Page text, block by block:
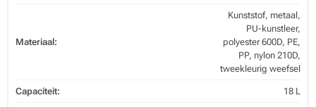
Materiaal:
Kunststof, metaal,
PU-kunstleer,
polyester 600D, PE,
PP, nylon 210D,
tweekleurig weefsel
Capaciteit: 18 L